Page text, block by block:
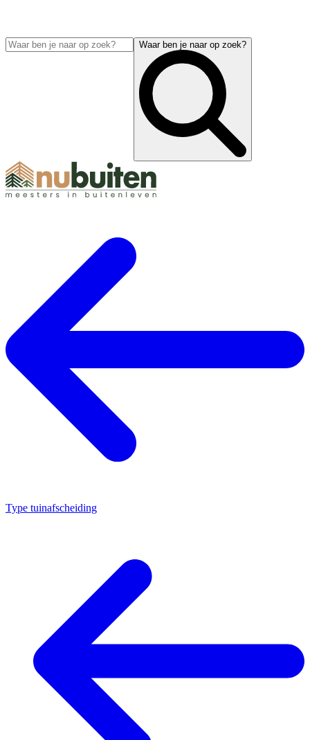
Waar ben je naar op zoek?
Type tuinafscheiding